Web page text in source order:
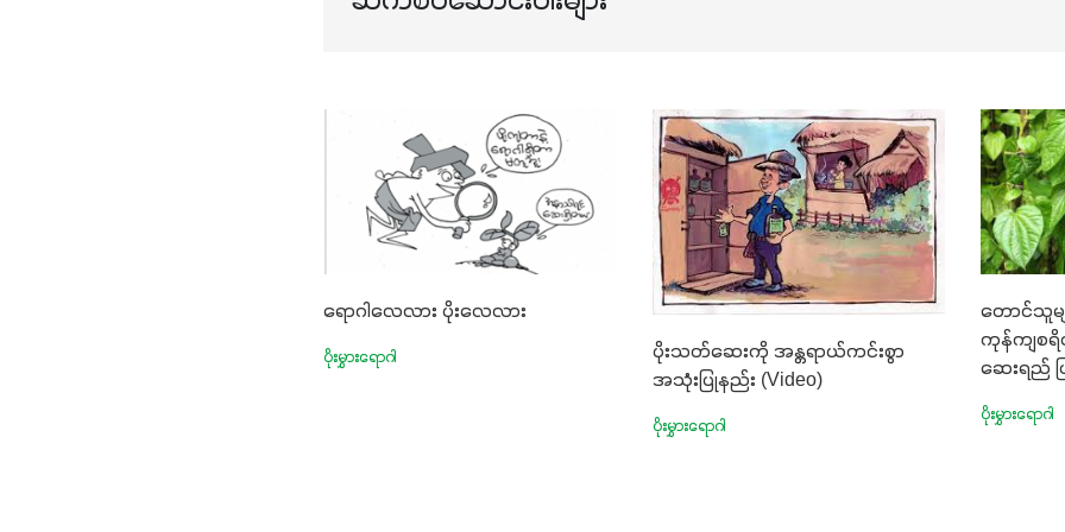
ရောဂါလေလား ပိုးလေလား
ပိုးမွှားရောဂါ
ပိုးသတ်ဆေးကို အန္တရာယ်ကင်းစွာ
အသုံးပြုနည်း (Video)
ပိုးမွှားရောဂါ
တောင်သူမ
ကုန်ကျစ
ဆေးရည်
ပိုးမွှားရောဂါ